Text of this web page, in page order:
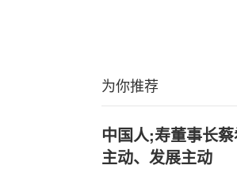
为你推荐
中国人;寿董事长
主动、发展主动